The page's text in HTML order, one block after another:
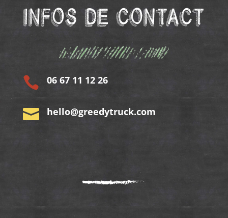
Infos de contact
 06 67 11 12 26
 hello@greedytruck.com